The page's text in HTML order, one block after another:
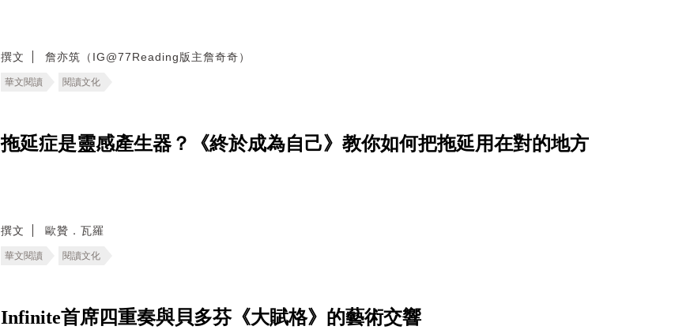
撰文 詹亦筑（IG@77Reading版主詹奇奇）
華文閱讀 閱讀文化
拖延症是靈感產生器？《終於成為自己》教你如何把拖延用在對的地方
撰文 歐贊．瓦羅
華文閱讀 閱讀文化
Infinite首席四重奏與貝多芬《大賦格》的藝術交響